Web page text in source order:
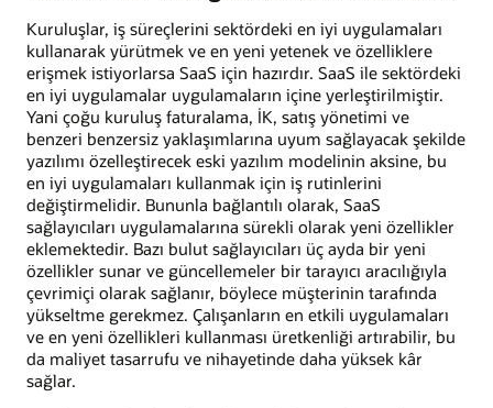
Kuruluşlar, iş süreçlerini sektördeki en iyi uygulamaları
kullanarak yürütmek ve en yeni yetenek ve özelliklere
erişmek istiyorlarsa SaaS için hazırdır. SaaS ile sektördeki
en iyi uygulamalar uygulamaların içine yerleştirilmiştir.
Yani çoğu kuruluş faturalama, İK, satış yönetimi ve
benzeri benzersiz yaklaşımlarına uyum sağlayacak şekilde
yazılımı özelleştirecek eski yazılım modelinin aksine, bu
en iyi uygulamaları kullanmak için iş rutinlerini
değiştirmelidir. Bununla bağlantılı olarak, SaaS
sağlayıcıları uygulamalarına sürekli olarak yeni özellikler
eklemektedir. Bazı bulut sağlayıcıları üç ayda bir yeni
özellikler sunar ve güncellemeler bir tarayıcı aracılığıyla
çevrimiçi olarak sağlanır, böylece müşterinin tarafında
yükseltme gerekmez. Çalışanların en etkili uygulamaları
ve en yeni özellikleri kullanması üretkenliği artırabilir, bu
da maliyet tasarrufu ve nihayetinde daha yüksek kâr
sağlar.